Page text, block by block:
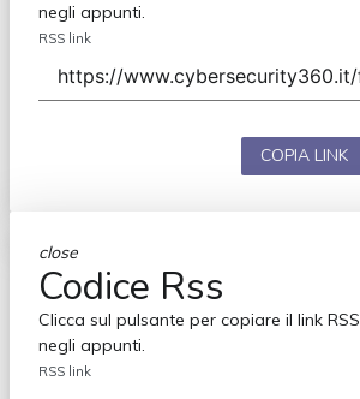
negli appunti.
RSS link
COPIA LINK
close
Codice Rss
Clicca sul pulsante per copiare il link RSS
negli appunti.
RSS link